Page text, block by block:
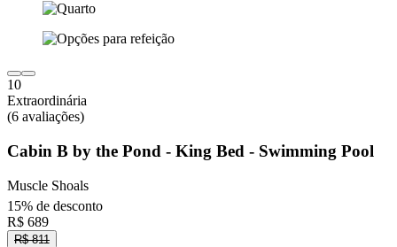
10
Extraordinária
(6 avaliações)
Cabin B by the Pond - King Bed - Swimming Pool
Muscle Shoals
15% de desconto
R$ 689
R$ 811